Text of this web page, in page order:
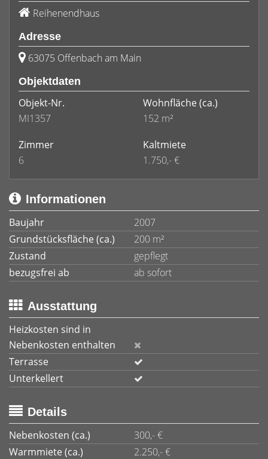
Reihenendhaus
Adresse
63075 Offenbach am Main
Objektdaten
Objekt-Nr.
MI1357
Wohnfläche(ca.)
152 m²
Zimmer
6
Kaltmiete
1.750,- €
Informationen
Baujahr
2007
Grundstücksfläche (ca.)
200 m²
Zustand
gepflegt
bezugsfrei ab
ab sofort
Ausstattung
Heizkosten sind in
Nebenkosten enthalten
Terrasse
Unterkellert
Details
Nebenkosten (ca.)
300,- €
Warmmiete (ca.)
2.250,- €